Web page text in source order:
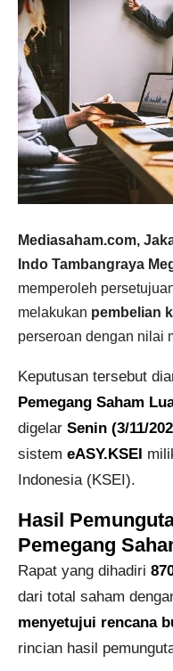
Mediasaham.com,
Indo Tambangraya
memperoleh
melakukan pembelian
perseroan dengan nilai
Keputusan tersebut
Pemegang Saham
digelar Senin (3/11/
sistem eASY.KSEI
Indonesia (KSEI).
Hasil
Pemegang
Rapat yang dihadiri
dari total saham
menyetujui rencana
rincian hasil